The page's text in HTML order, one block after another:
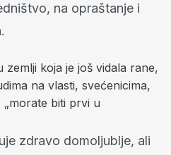
na opraštanje i
koja je još vidala rane,
na vlasti, svećenicima,
„morate biti prvi u
zdravo domoljublje, ali